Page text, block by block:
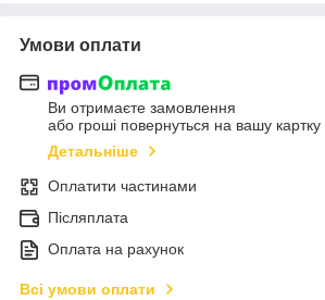
Умови оплати
Ви отримаєте замовлення
або гроші повернуться на вашу картку
Детальніше
Оплатити частинами
Післяплата
Оплата на рахунок
Всі умови оплати